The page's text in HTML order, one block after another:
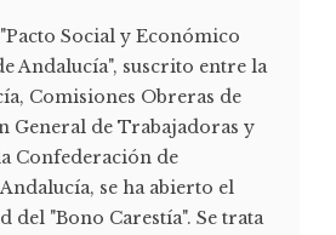
Social y Económico
Andalucía", suscrito entre la
Comisiones Obreras de
General de Trabajadoras y
Confederación de
se ha abierto el
del "Bono Carestía". Se trata